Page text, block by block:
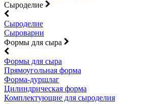
Сыроделие
Сыроделие
Сыроварни
Формы для сыра
Формы для сыра
Прямоугольная форма
Форма-дуршлаг
Цилиндрическая форма
Комплектующие для сыроделия